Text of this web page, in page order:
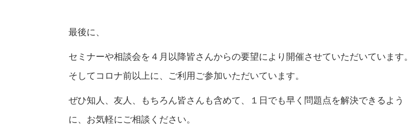
最後に、
セミナーや相談会を４月以降皆さんからの要望により開催させていただいています。
そしてコロナ前以上に、ご利用ご参加いただいています。
ぜひ知人、友人、もちろん皆さんも含めて、１日でも早く問題点を解決できるよう
に、お気軽にご相談ください。